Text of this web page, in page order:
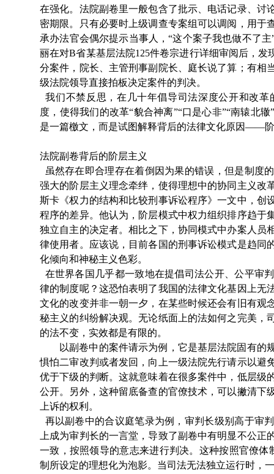
在强化。法院副卷里一般包含了批示、电话记录、讨
密期限。只有必要时上级调查专案组可以调阅，用
承办法官会偶尔提示当事人，“这个案子我也做不了
丽在对B省某基层法院125件卷宗进行详细审阅后，
分案件，院长、主管刑事副院长、庭长说了算；有相
级法院领导直接拍板决定案件的判决。
我们不禁反思，在几十年倡导司法深度公开和改
度，使得我们的改革“貌合神离”“口是心非”“南辕北
是一篇檄文，而是试图解释背后的法律文化原因——
法院副卷背后的阶层主义
虽然存在即合理存在着倒因为果的错误，但是制度
强大的阶层主义理念牵绊，使得理想中的协同主义改
斯卡《权力的结构和比较刑事诉讼程序》一文中，创
程序的差异。他认为，阶层模式中权力组织排序趋于
独立自主的决定者。相比之下，协同模式中办案人员
律使用者。应该说，目前各国的刑事诉讼模式是趋同
化倾向和神秘主义色彩。
在世界各国几乎都一致地在提倡司法公开、公平审
律的制度呢？这恐怕表明了我国的法律文化基因上无
文化的改变并非一朝一夕，在某些时候还会有旧有观
秘主义的纠纷解决观。无论纸面上的法如何之完美，
的法不变，实效都是有限的。
以副卷中的案件请示为例，它是基层法院固有
惧怕二审改判或者发回，向上一级法院先行请示以避
优于下级的判断。这就意味着在很多案件中，低层级
公开。另外，这种留底备查的官僚技术，可以撇清下
上诉的权利。
再以副卷中的合议庭笔录为例，审判长级别高于审
上成为审判长的一言堂，导致了副卷中有明显不公
一致，按照领导的意志来进行判决。这种按照官僚体
制所设定的理想化为泡影。当司法无法独立运行时，